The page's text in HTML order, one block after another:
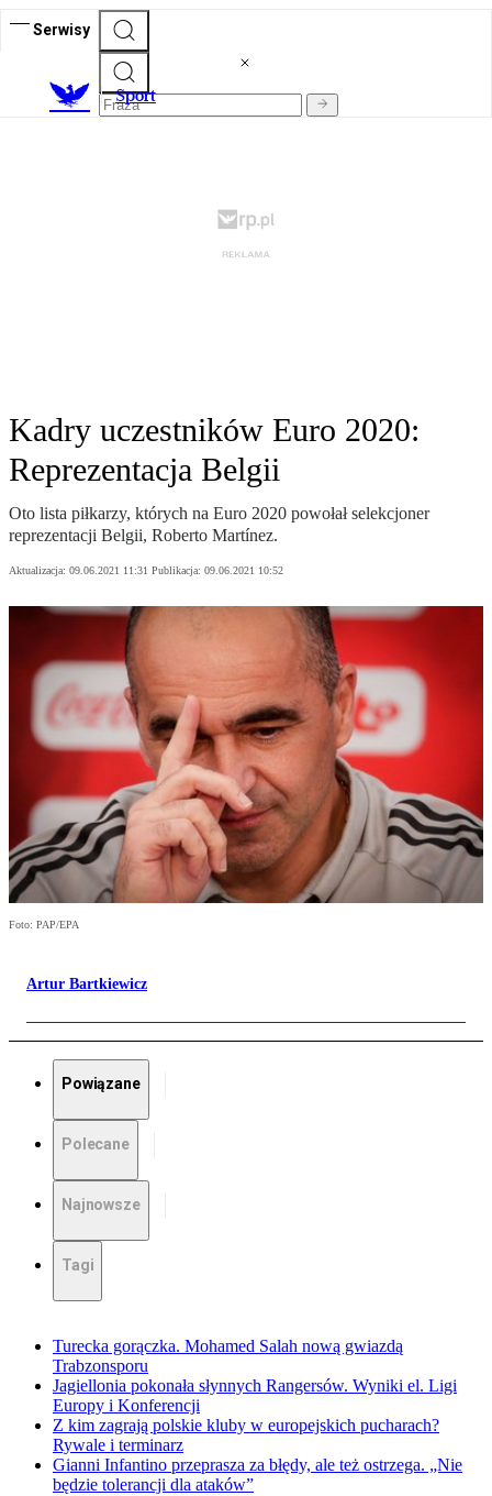
Serwisy
Sport
Kadry uczestników Euro 2020:
Reprezentacja Belgii
Oto lista piłkarzy, których na Euro 2020 powołał selekcjoner
reprezentacji Belgii, Roberto Martínez.
Aktualizacja: 09.06.2021 11:31 Publikacja: 09.06.2021 10:52
Foto: PAP/EPA
Artur Bartkiewicz
Powiązane
Polecane
Najnowsze
Tagi
Turecka gorączka. Mohamed Salah nową gwiazdą
Trabzonsporu
Jagiellonia pokonała słynnych Rangersów. Wyniki el. Ligi
Europy i Konferencji
Z kim zagrają polskie kluby w europejskich pucharach?
Rywale i terminarz
Gianni Infantino przeprasza za błędy, ale też ostrzega. „Nie
będzie tolerancji dla ataków”